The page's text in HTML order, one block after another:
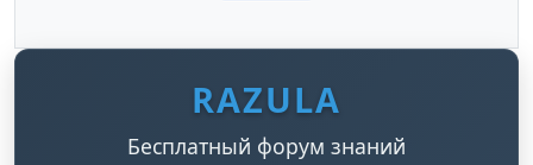
RAZULA
Бесплатный форум знаний